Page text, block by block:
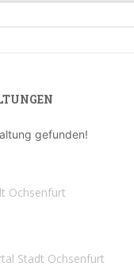
gefunden!
Ochsenfurt
Stadt Ochsenfurt